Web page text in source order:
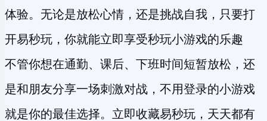
体验。无论是放松心情，还是挑战自我，只要打
开易秒玩，你就能立即享受秒玩小游戏的乐趣
不管你想在通勤、课后、下班时间短暂放松，还
是和朋友分享一场刺激对战，不用登录的小游戏
就是你的最佳选择。立即收藏易秒玩，天天都有